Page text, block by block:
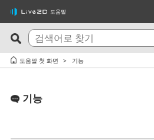
도움말
최신 FAQ
サードパーティ製アプリケーション
도움이 되는 질문 TOP10
Cubism Editor・Viewer가 정상적으로
도움말 첫 화면 기능
기능